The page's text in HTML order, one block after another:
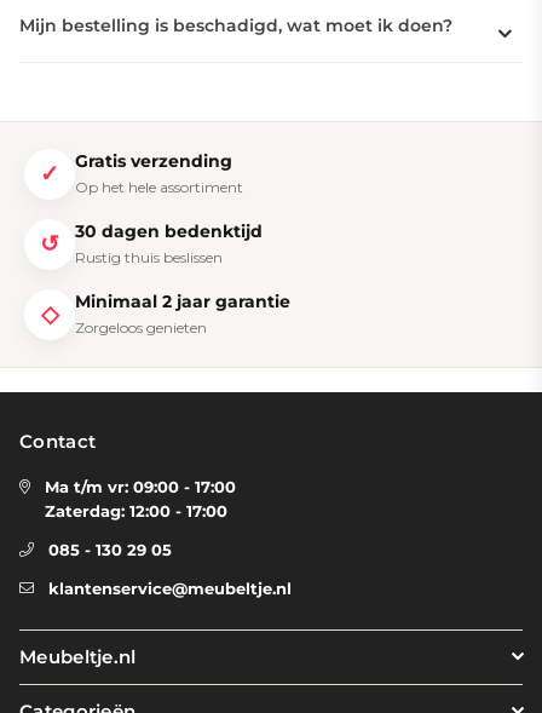
Mijn bestelling is beschadigd, wat moet ik doen?
✓ Gratis verzending
Op het hele assortiment
↺ 30 dagen bedenktijd
Rustig thuis beslissen
◇ Minimaal 2 jaar garantie
Zorgeloos genieten
Contact
Ma t/m vr: 09:00 - 17:00
Zaterdag: 12:00 - 17:00
085 - 130 29 05
klantenservice@meubeltje.nl
Meubeltje.nl